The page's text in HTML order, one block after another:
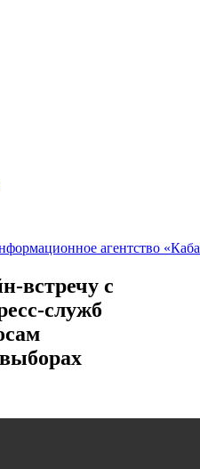
встречу с
служб